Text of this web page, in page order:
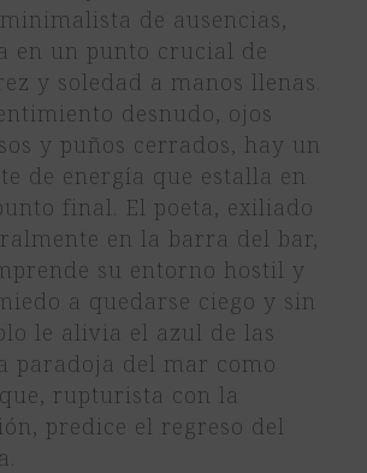
de ausencias,
en un punto crucial de
y soledad a manos llenas.
desnudo, ojos
y puños cerrados, hay un
de energía que estalla en
final. El poeta, exiliado
en la barra del bar,
su entorno hostil y
a quedarse ciego y sin
le alivia el azul de las
paradoja del mar como
rupturista con la
predice el regreso del